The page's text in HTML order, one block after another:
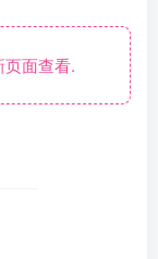
面查看.